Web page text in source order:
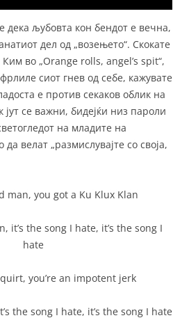
дека љубовта кон бендот е вечна,
дел од „возењето“. Скокате
во „Orange rolls, angel’s spit“,
сиот гнев од себе, кажувате
е против секаков облик на
се важни, бидејќи низ пароли
на младите на
велат „размислувајте со своја,
man, you got a Ku Klux Klan
it’s the song I hate, it’s the song I
hate
you’re an impotent jerk
the song I hate, it’s the song I hate